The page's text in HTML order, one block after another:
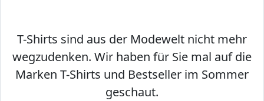
T-Shirts sind aus der Modewelt nicht mehr
wegzudenken. Wir haben für Sie mal auf die
Marken T-Shirts und Bestseller im Sommer
geschaut.